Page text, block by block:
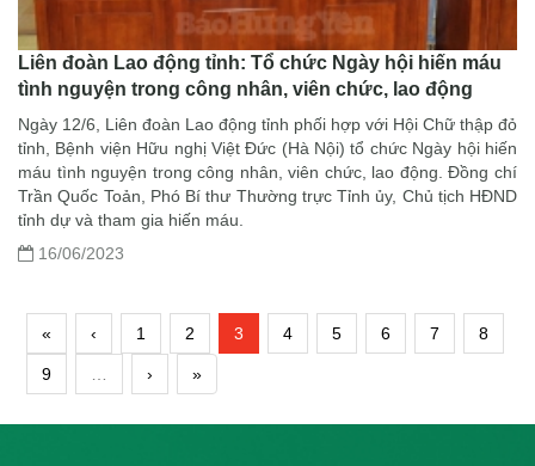
Liên đoàn Lao động tỉnh: Tổ chức Ngày hội hiến máu
tình nguyện trong công nhân, viên chức, lao động
Ngày 12/6, Liên đoàn Lao động tỉnh phối hợp với Hội Chữ thập đỏ
tỉnh, Bệnh viện Hữu nghị Việt Đức (Hà Nội) tổ chức Ngày hội hiến
máu tình nguyện trong công nhân, viên chức, lao động. Đồng chí
Trần Quốc Toản, Phó Bí thư Thường trực Tỉnh ủy, Chủ tịch HĐND
tỉnh dự và tham gia hiến máu.
16/06/2023
« ‹ 1 2 3 4 5 6 7 8
9 › »